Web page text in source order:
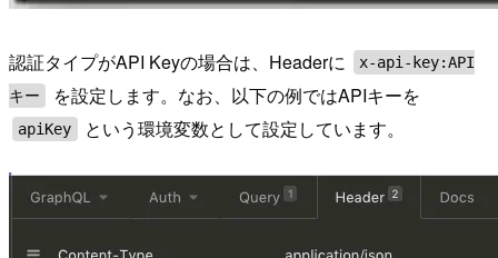
認証タイプがAPI Keyの場合は、Headerに
x-api-key:API
キー
を設定します。なお、以下の例ではAPIキーを
apiKey という環境変数として設定しています。